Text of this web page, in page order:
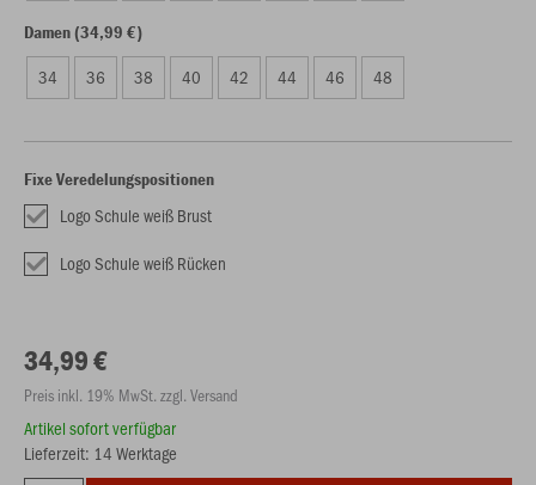
Damen (34,99 €)
34 36 38 40 42 44 46 48
Fixe Veredelungspositionen
Logo Schule weiß Brust
Logo Schule weiß Rücken
34,99 €
Preis inkl. 19% MwSt. zzgl. Versand
Artikel sofort verfügbar
Lieferzeit: 14 Werktage